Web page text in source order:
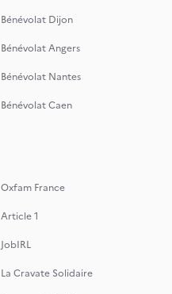
Bénévolat Dijon
Bénévolat Angers
Bénévolat Nantes
Bénévolat Caen
Oxfam France
Article 1
JobIRL
La Cravate Solidaire